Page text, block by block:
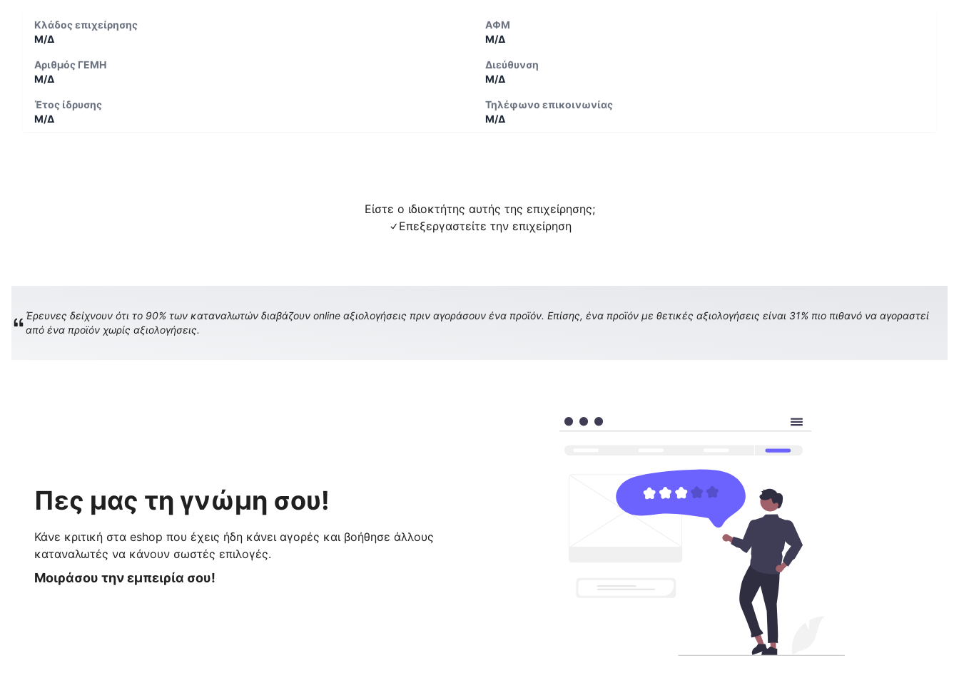
Κλάδος επιχείρησης
Μ/Δ
ΑΦΜ
Μ/Δ
Αριθμός ΓΕΜΗ
Μ/Δ
Διεύθυνση
Μ/Δ
Έτος ίδρυσης
Μ/Δ
Τηλέφωνο επικοινωνίας
Μ/Δ
Είστε ο ιδιοκτήτης αυτής της επιχείρησης;
Επεξεργαστείτε την επιχείρηση
Έρευνες δείχνουν ότι το 90% των καταναλωτών διαβάζουν online αξιολογήσεις πριν αγοράσουν ένα προϊόν. Επίσης, ένα προϊόν με θετικές αξιολογήσεις είναι 31% πιο πιθανό να αγοραστεί
από ένα προϊόν χωρίς αξιολογήσεις.
Πες μας τη γνώμη σου!
Κάνε κριτική στα eshop που έχεις ήδη κάνει αγορές και βοήθησε άλλους
καταναλωτές να κάνουν σωστές επιλογές.
Μοιράσου την εμπειρία σου!